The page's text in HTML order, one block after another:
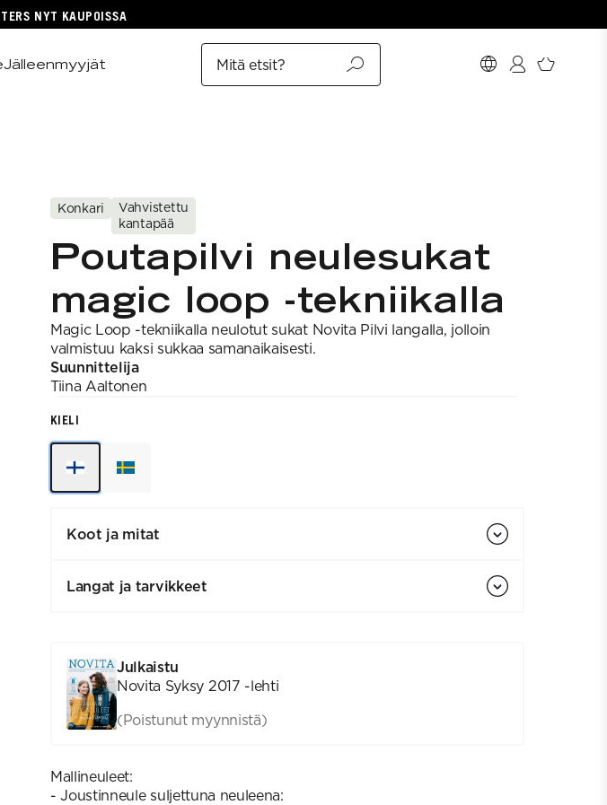
NYT KAUPOISSA
Jälleenmyyjät Mitä etsit?
Konkari
Vahvistettu
kantapää
Poutapilvi neulesukat
magic loop -tekniikalla
Magic Loop -tekniikalla neulotut sukat Novita Pilvi langalla, jolloin
valmistuu kaksi sukkaa samanaikaisesti.
Suunnittelija
Tiina Aaltonen
KIELI
Koot ja mitat
Langat ja tarvikkeet
Julkaistu
Novita Syksy 2017 -lehti
(Poistunut myynnistä)
Mallineuleet:
- Joustinneule suljettuna neuleena: